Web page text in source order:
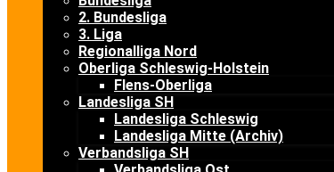
2. Bundesliga
3. Liga
Regionalliga Nord
Oberliga Schleswig-Holstein
Flens-Oberliga
Landesliga SH
Landesliga Schleswig
Landesliga Mitte (Archiv)
Verbandsliga SH